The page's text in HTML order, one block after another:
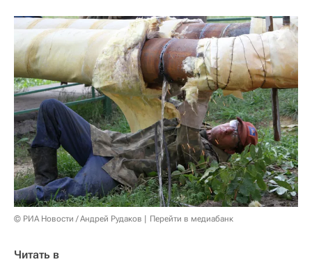
© РИА Новости / Андрей Рудаков Перейти в медиабанк
Читать в